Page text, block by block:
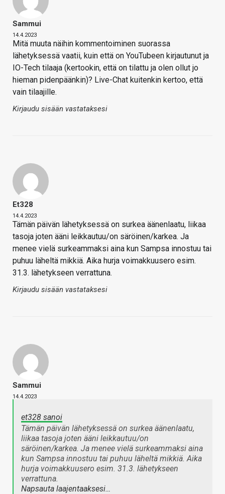
Sammui
14.4.2023
Mitä muuta näihin kommentoiminen suorassa
lähetyksessä vaatii, kuin että on YouTubeen kirjautunut ja
IO-Tech tilaaja (kertookin, että on tilattu ja olen ollut jo
hieman pidenpäänkin)? Live-Chat kuitenkin kertoo, että
vain tilaajille.
Kirjaudu sisään vastataksesi
Et328
14.4.2023
Tämän päivän lähetyksessä on surkea äänenlaatu, liikaa
tasoja joten ääni leikkautuu/on säröinen/karkea. Ja
menee vielä surkeammaksi aina kun Sampsa innostuu tai
puhuu läheltä mikkiä. Aika hurja voimakkuusero esim.
31.3. lähetykseen verrattuna.
Kirjaudu sisään vastataksesi
Sammui
14.4.2023
et328 sanoi
Tämän päivän lähetyksessä on surkea äänenlaatu,
liikaa tasoja joten ääni leikkautuu/on
säröinen/karkea. Ja menee vielä surkeammaksi aina
kun Sampsa innostuu tai puhuu läheltä mikkiä. Aika
hurja voimakkuusero esim. 31.3. lähetykseen
verrattuna.
Napsauta laajentaaksesi…